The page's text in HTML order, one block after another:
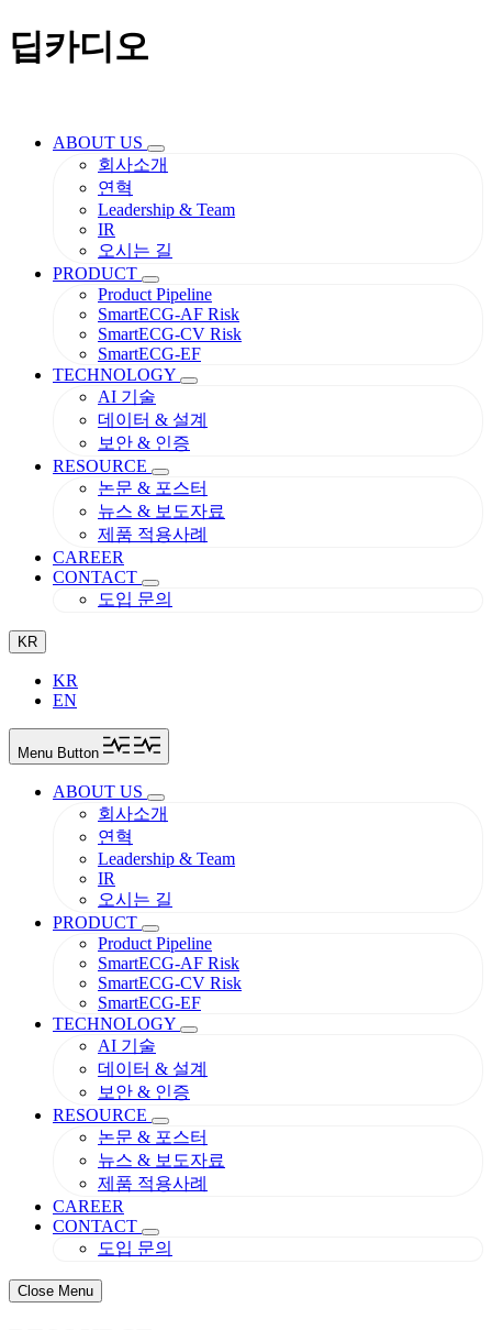
딥카디오
ABOUT US
회사소개
연혁
Leadership & Team
IR
오시는 길
PRODUCT
Product Pipeline
SmartECG-AF Risk
SmartECG-CV Risk
SmartECG-EF
TECHNOLOGY
AI 기술
데이터 & 설계
보안 & 인증
RESOURCE
논문 & 포스터
뉴스 & 보도자료
제품 적용사례
CAREER
CONTACT
도입 문의
KR
KR
EN
Menu Button
ABOUT US
회사소개
연혁
Leadership & Team
IR
오시는 길
PRODUCT
Product Pipeline
SmartECG-AF Risk
SmartECG-CV Risk
SmartECG-EF
TECHNOLOGY
AI 기술
데이터 & 설계
보안 & 인증
RESOURCE
논문 & 포스터
뉴스 & 보도자료
제품 적용사례
CAREER
CONTACT
도입 문의
Close Menu